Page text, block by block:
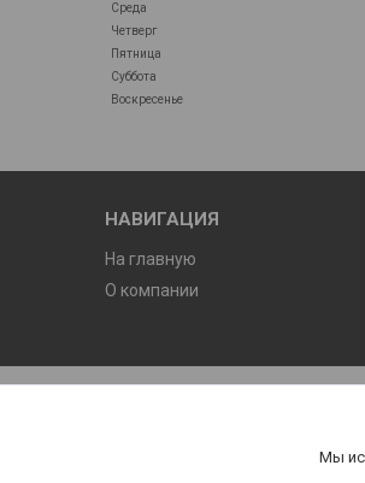
Среда
Четверг
Пятница
Суббота
Воскресенье
НАВИГАЦИЯ
На главную
О компании
Мы